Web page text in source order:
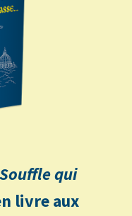
qui
livre aux